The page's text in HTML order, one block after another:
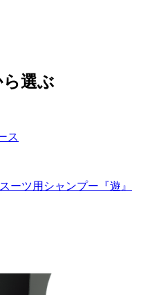
選ぶ
ス
ーツ用シャンプー『遊』